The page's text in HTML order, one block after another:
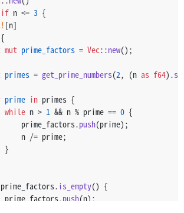
if n <= 3 {
[n]
mut prime_factors = Vec::new();
primes = get_prime_numbers(2, (n as f64).
prime in primes {
while n > 1 && n % prime == 0 {
prime_factors.
push(prime);
n /= prime;
}
is_empty() {
prime_factors.
push(n);